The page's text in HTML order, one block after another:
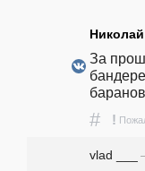
За
# !
vlad ___